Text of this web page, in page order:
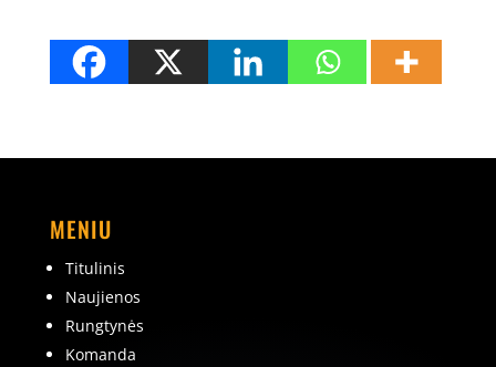
MENIU
Titulinis
Naujienos
Rungtynės
Komanda